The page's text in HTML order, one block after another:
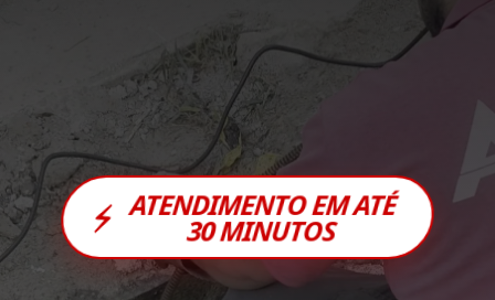
⚡ ATENDIMENTO EM ATÉ
30 MINUTOS